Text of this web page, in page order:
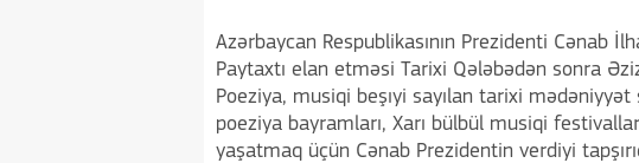
Azərbaycan Respublikasının Prezidenti Cənab
Paytaxtı elan etməsi Tarixi Qələbədən sonra
Poeziya, musiqi beşıyi sayılan tarixi
poeziya bayramları, Xarı bülbül musiqi
yaşatmaq üçün Cənab Prezidentin verdiyi